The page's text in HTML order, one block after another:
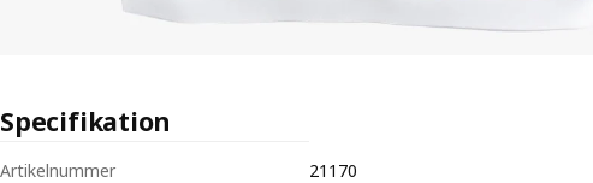
Specifikation
Artikelnummer 21170